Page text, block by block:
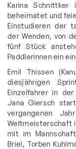
Karina Schnittker
beheimatet und
Einstudieren der
der Wenden, von
fünf Stück
Paddlerinnen ein
Emil Thissen
diesjährigen
Einzelfahrer in
Jana Giersch
vergangenen
Weltmeisterschaft
mit im
Briel, Torben